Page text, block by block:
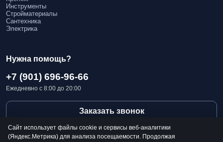
Инструменты
Стройматериалы
Сантехника
Электрика
Нужна помощь?
+7 (901) 696-96-66
Ежедневно с 8:00 до 20:00
Заказать звонок
Сайт использует файлы cookie и сервисы веб-аналитики
(Яндекс.Метрика) для анализа посещаемости. Продолжая